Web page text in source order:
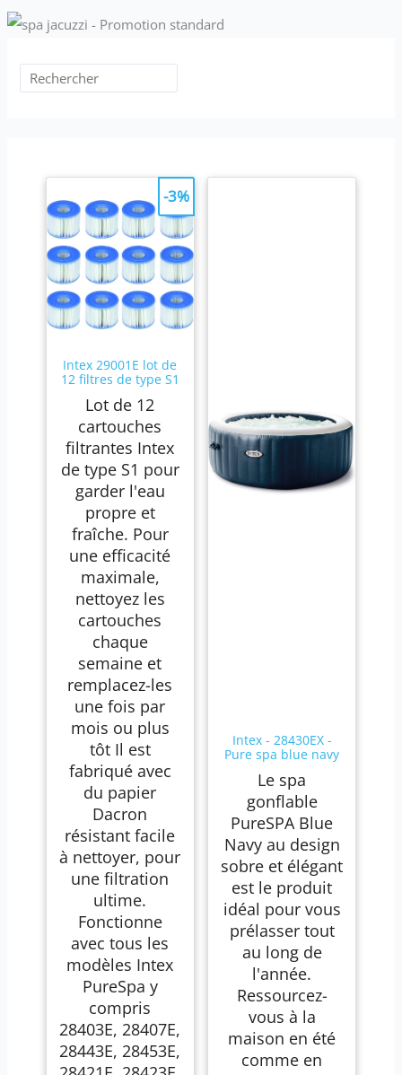
Intex 29001E lot de
12 filtres de type S1
Lot de 12
cartouches
filtrantes Intex
de type S1 pour
garder l'eau
propre et
fraîche. Pour
une efficacité
maximale,
nettoyez les
cartouches
chaque
semaine et
remplacez-les
une fois par
mois ou plus
tôt Il est
fabriqué avec
du papier
Dacron
résistant facile
à nettoyer, pour
une filtration
ultime.
Fonctionne
avec tous les
modèles Intex
PureSpa y
compris
28403E, 28407E,
28443E, 28453E,
-3%
Intex - 28430EX -
Pure spa blue navy
Le spa
gonflable
PureSPA Blue
Navy au design
sobre et élégant
est le produit
idéal pour vous
prélasser tout
au long de
l'année.
Ressourcez-
vous à la
maison en été
comme en